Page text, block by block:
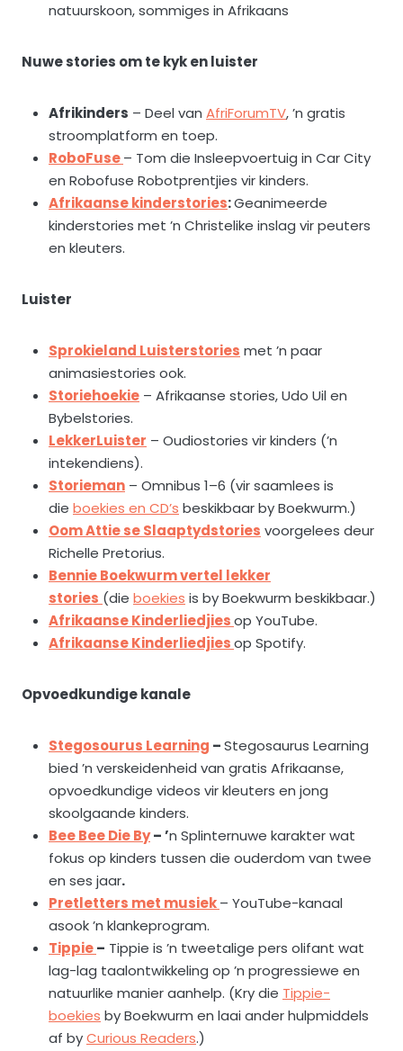
natuurskoon, sommiges in Afrikaans
Nuwe stories om te kyk en luister
Afrikinders – Deel van AfriForumTV, ’n gratis
stroomplatform en toep.
RoboFuse– Tom die Insleepvoertuig in Car City
en Robofuse Robotprentjies vir kinders.
Afrikaanse kinderstories:Geanimeerde
kinderstories met ’n Christelike inslag vir peuters
en kleuters.
Luister
Sprokieland Luisterstories met ’n paar
animasiestories ook.
Storiehoekie – Afrikaanse stories, Udo Uil en
Bybelstories.
LekkerLuister – Oudiostories vir kinders (’n
intekendiens).
Storieman – Omnibus 1–6 (vir saamlees is
die boekies en CD’s beskikbaar by Boekwurm.)
Oom Attie se Slaaptydstories voorgelees deur
Richelle Pretorius.
Bennie Boekwurm vertel lekker
stories (die boekies is by Boekwurm beskikbaar.)
Afrikaanse Kinderliedjiesop YouTube.
Afrikaanse Kinderliedjiesop Spotify.
Opvoedkundige kanale
Stegosourus Learning –Stegosaurus Learning
bied ’n verskeidenheid van gratis Afrikaanse,
opvoedkundige videos vir kleuters en jong
skoolgaande kinders.
Bee Bee Die By– ’n Splinternuwe karakter wat
fokus op kinders tussen die ouderdom van twee
en ses jaar.
Pretletters met musiek– YouTube-kanaal
asook ’n klankeprogram.
Tippie– Tippie is ’n tweetalige pers olifant wat
lag-lag taalontwikkeling op ’n progressiewe en
natuurlike manier aanhelp. (Kry die Tippie-
boekies by Boekwurm en laai ander hulpmiddels
af byCurious Readers.)